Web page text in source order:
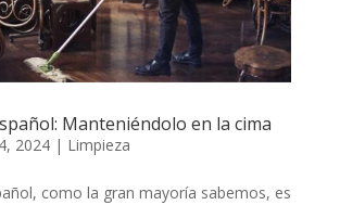
Manteniéndolo en la cima
2024| Limpieza
como la gran mayoría sabemos, es